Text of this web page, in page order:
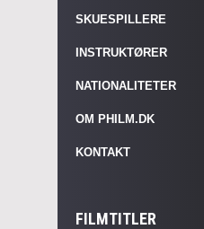
SKUESPILLERE
INSTRUKTØRER
NATIONALITETER
OM PHILM.DK
KONTAKT
FILMTITLER